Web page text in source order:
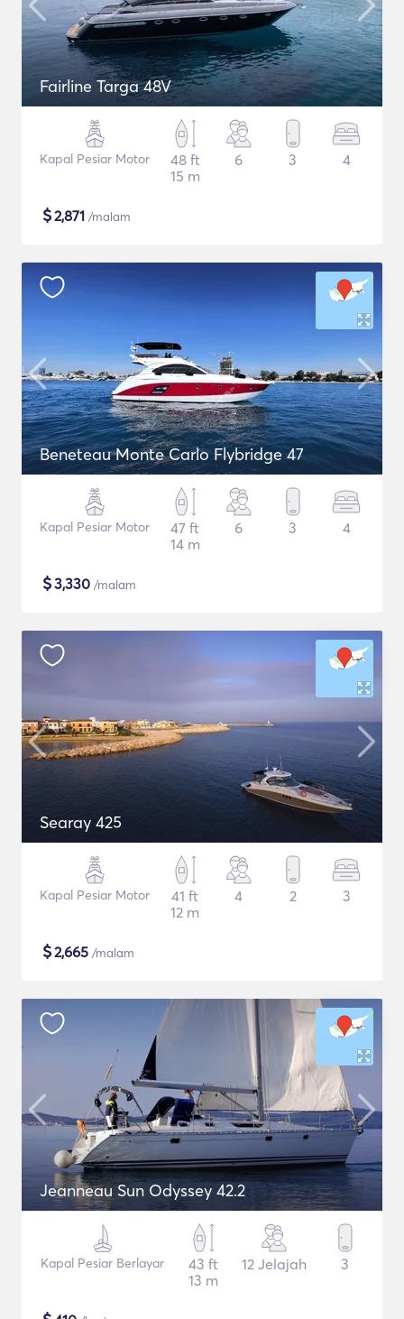
Fairline Targa 48V
Kapal Pesiar Motor
48 ft
15 m
6 3 4
$2,871 /malam
Beneteau Monte Carlo Flybridge 47
Kapal Pesiar Motor
47 ft
14 m
6 3 4
$3,330 /malam
Searay 425
Kapal Pesiar Motor
41 ft
12 m
4 2 3
$2,665 /malam
Jeanneau Sun Odyssey 42.2
Kapal Pesiar Berlayar
43 ft
13 m
12 Jelajah 3